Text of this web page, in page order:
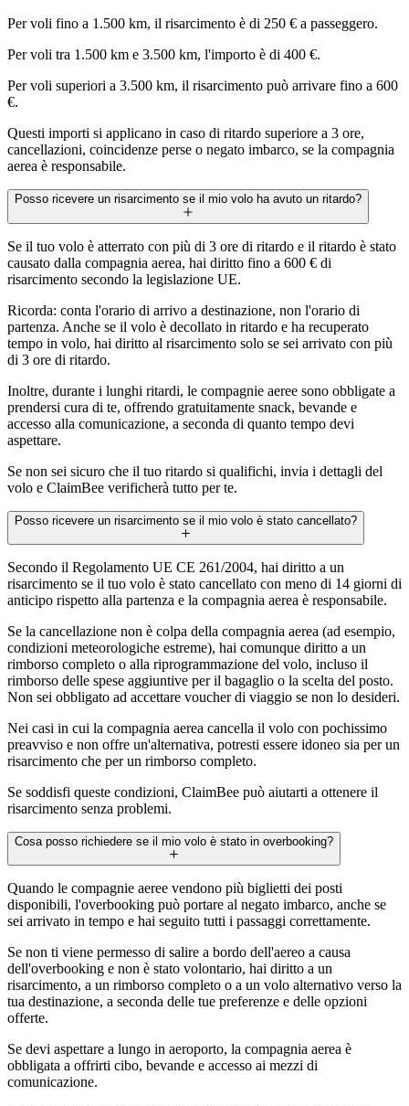
Per voli fino a 1.500 km, il risarcimento è di 250 € a passeggero.
Per voli tra 1.500 km e 3.500 km, l'importo è di 400 €.
Per voli superiori a 3.500 km, il risarcimento può arrivare fino a 600
€.
Questi importi si applicano in caso di ritardo superiore a 3 ore,
cancellazioni, coincidenze perse o negato imbarco, se la compagnia
aerea è responsabile.
Posso ricevere un risarcimento se il mio volo ha avuto un ritardo?
Se il tuo volo è atterrato con più di 3 ore di ritardo e il ritardo è stato
causato dalla compagnia aerea, hai diritto fino a 600 € di
risarcimento secondo la legislazione UE.
Ricorda: conta l'orario di arrivo a destinazione, non l'orario di
partenza. Anche se il volo è decollato in ritardo e ha recuperato
tempo in volo, hai diritto al risarcimento solo se sei arrivato con più
di 3 ore di ritardo.
Inoltre, durante i lunghi ritardi, le compagnie aeree sono obbligate a
prendersi cura di te, offrendo gratuitamente snack, bevande e
accesso alla comunicazione, a seconda di quanto tempo devi
aspettare.
Se non sei sicuro che il tuo ritardo si qualifichi, invia i dettagli del
volo e ClaimBee verificherà tutto per te.
Posso ricevere un risarcimento se il mio volo è stato cancellato?
Secondo il Regolamento UE CE 261/2004, hai diritto a un
risarcimento se il tuo volo è stato cancellato con meno di 14 giorni di
anticipo rispetto alla partenza e la compagnia aerea è responsabile.
Se la cancellazione non è colpa della compagnia aerea (ad esempio,
condizioni meteorologiche estreme), hai comunque diritto a un
rimborso completo o alla riprogrammazione del volo, incluso il
rimborso delle spese aggiuntive per il bagaglio o la scelta del posto.
Non sei obbligato ad accettare voucher di viaggio se non lo desideri.
Nei casi in cui la compagnia aerea cancella il volo con pochissimo
preavviso e non offre un'alternativa, potresti essere idoneo sia per un
risarcimento che per un rimborso completo.
Se soddisfi queste condizioni, ClaimBee può aiutarti a ottenere il
risarcimento senza problemi.
Cosa posso richiedere se il mio volo è stato in overbooking?
Quando le compagnie aeree vendono più biglietti dei posti
disponibili, l'overbooking può portare al negato imbarco, anche se
sei arrivato in tempo e hai seguito tutti i passaggi correttamente.
Se non ti viene permesso di salire a bordo dell'aereo a causa
dell'overbooking e non è stato volontario, hai diritto a un
risarcimento, a un rimborso completo o a un volo alternativo verso la
tua destinazione, a seconda delle tue preferenze e delle opzioni
offerte.
Se devi aspettare a lungo in aeroporto, la compagnia aerea è
obbligata a offrirti cibo, bevande e accesso ai mezzi di
comunicazione.